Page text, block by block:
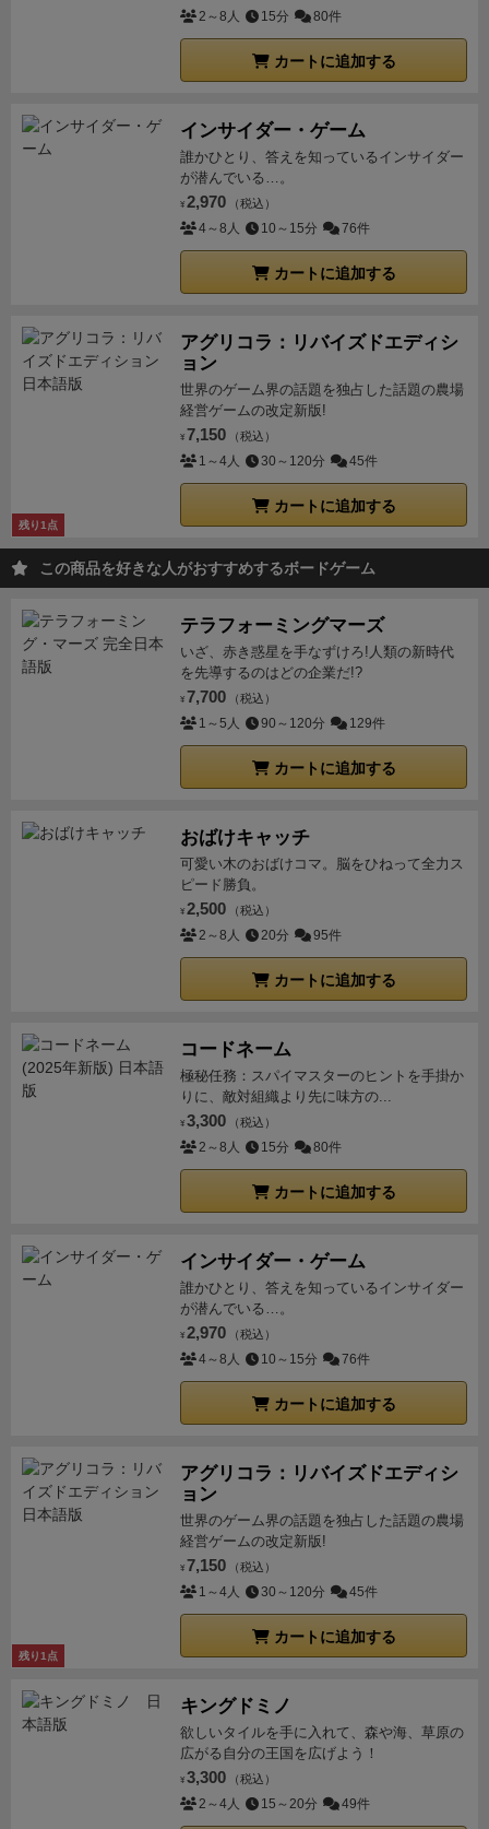
2～8人 15分 80件
カートに追加する
インサイダー・ゲーム
誰かひとり、答えを知っているインサイダー
が潜んでいる…。
¥ 2,970 （税込）
4～8人 10～15分 76件
カートに追加する
残り1点
アグリコラ：リバイズドエディシ
ョン
世界のゲーム界の話題を独占した話題の農場
経営ゲームの改定新版!
¥ 7,150 （税込）
1～4人 30～120分 45件
カートに追加する
この商品を好きな人がおすすめするボードゲーム
テラフォーミングマーズ
いざ、赤き惑星を手なずけろ!人類の新時代
を先導するのはどの企業だ!?
¥ 7,700 （税込）
1～5人 90～120分 129件
カートに追加する
おばけキャッチ
可愛い木のおばけコマ。脳をひねって全力ス
ピード勝負。
¥ 2,500 （税込）
2～8人 20分 95件
カートに追加する
コードネーム
極秘任務：スパイマスターのヒントを手掛か
りに、敵対組織より先に味方の...
¥ 3,300 （税込）
2～8人 15分 80件
カートに追加する
インサイダー・ゲーム
誰かひとり、答えを知っているインサイダー
が潜んでいる…。
¥ 2,970 （税込）
4～8人 10～15分 76件
カートに追加する
残り1点
アグリコラ：リバイズドエディシ
ョン
世界のゲーム界の話題を独占した話題の農場
経営ゲームの改定新版!
¥ 7,150 （税込）
1～4人 30～120分 45件
カートに追加する
キングドミノ
欲しいタイルを手に入れて、森や海、草原の
広がる自分の王国を広げよう！
¥ 3,300 （税込）
2～4人 15～20分 49件